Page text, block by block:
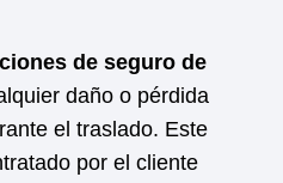
de seguro de
daño o pérdida
el traslado. Este
por el cliente